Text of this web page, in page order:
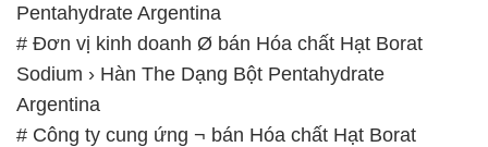
Pentahydrate Argentina
# Đơn vị kinh doanh Ø bán Hóa chất Hạt Borat
Sodium › Hàn The Dạng Bột Pentahydrate
Argentina
# Công ty cung ứng ¬ bán Hóa chất Hạt Borat